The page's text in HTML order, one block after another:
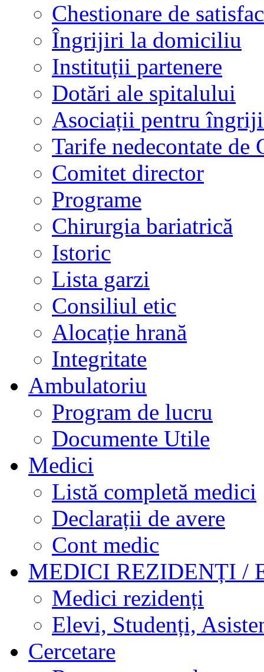
Chestionare de
Îngrijiri la domiciliu
Instituții partenere
Dotări ale spitalului
Asociații pentru
Tarife nedecontate de
Comitet director
Programe
Chirurgia bariatrică
Istoric
Lista garzi
Consiliul etic
Alocație hrană
Integritate
Ambulatoriu
Program de lucru
Documente Utile
Medici
Listă completă medici
Declarații de avere
Cont medic
MEDICI REZIDENȚI /
Medici rezidenți
Elevi, Studenți,
Cercetare